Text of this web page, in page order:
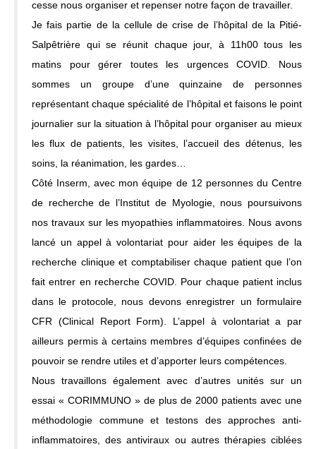
cesse nous organiser et repenser notre façon de travailler.
Je fais partie de la cellule de crise de l’hôpital de la Pitié-
Salpêtrière qui se réunit chaque jour, à 11h00 tous les
matins pour gérer toutes les urgences COVID. Nous
sommes un groupe d’une quinzaine de personnes
représentant chaque spécialité de l’hôpital et faisons le point
journalier sur la situation à l’hôpital pour organiser au mieux
les flux de patients, les visites, l’accueil des détenus, les
soins, la réanimation, les gardes…
Côté Inserm, avec mon équipe de 12 personnes du Centre
de recherche de l’Institut de Myologie, nous poursuivons
nos travaux sur les myopathies inflammatoires. Nous avons
lancé un appel à volontariat pour aider les équipes de la
recherche clinique et comptabiliser chaque patient que l’on
fait entrer en recherche COVID. Pour chaque patient inclus
dans le protocole, nous devons enregistrer un formulaire
CFR (Clinical Report Form). L’appel à volontariat a par
ailleurs permis à certains membres d’équipes confinées de
pouvoir se rendre utiles et d’apporter leurs compétences.
Nous travaillons également avec d’autres unités sur un
essai « CORIMMUNO » de plus de 2000 patients avec une
méthodologie commune et testons des approches anti-
inflammatoires, des antiviraux ou autres thérapies ciblées